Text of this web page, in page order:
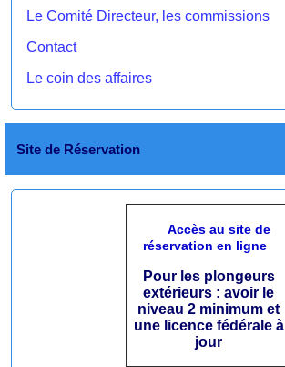
Le Comité Directeur, les commissions
Contact
Le coin des affaires
Site de Réservation
Accès au site de
réservation en ligne
Pour les plongeurs
extérieurs : avoir le
niveau 2 minimum et
une licence fédérale à
jour